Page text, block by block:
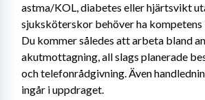
astma/KOL, diabetes eller hjärtsvikt
sjuksköterskor behöver ha kompetens
Du kommer således att arbeta bland
akutmottagning, all slags planerade
och telefonrådgivning. Även
ingår i uppdraget.